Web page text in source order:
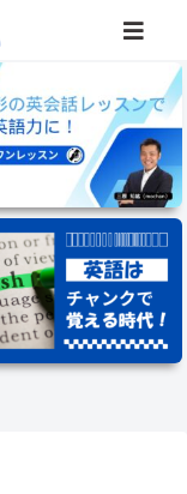
ゼント中⭐️